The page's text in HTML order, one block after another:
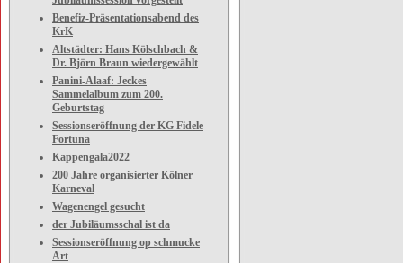
Benefiz-Präsentationsabend des
KrK
Altstädter: Hans Kölschbach &
Dr. Björn Braun wiedergewählt
Panini-Alaaf: Jeckes
Sammelalbum zum 200.
Geburtstag
Sessionseröffnung der KG Fidele
Fortuna
Kappengala2022
200 Jahre organisierter Kölner
Karneval
Wagenengel gesucht
der Jubiläumsschal ist da
Sessionseröffnung op schmucke
Art